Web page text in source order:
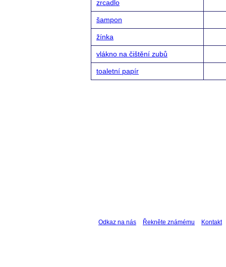
zrcadlo
šampon
žínka
vlákno na čištění zubů
toaletní papír
Odkaz na nás Řekněte známému Kontakt